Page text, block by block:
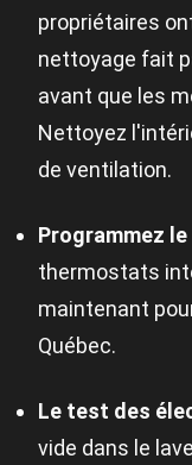
propriétaires
nettoyage fait
avant que les
Nettoyez
de ventilation.
Programmez
thermostats
maintenant
Québec.
Le test des
vide dans le